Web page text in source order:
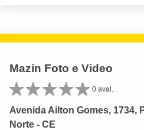
Mazin Foto e Video
0 aval.
Avenida Ailton Gomes, 1734,
Norte - CE